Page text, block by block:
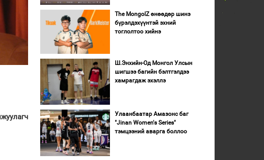
The MongolZ өнөөдөр шинэ
бүрэлдэхүүнтэй эхний
тоглолтоо хийнэ
Ш.Энхийн-Од Монгол Улсын
шигшээ багийн бэлтгэлдээ
хамрагдаж эхэллэ
Улаанбаатар Амазонс баг
"Jinan Women's Series"
тэмцээний аварга боллоо